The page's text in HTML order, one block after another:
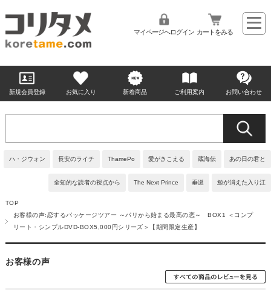
マイページへログイン カートをみる
新規会員登録 お気に入り 新着商品 ご利用案内 お問い合わせ
ハ・ジウォン 長安のライチ ThamePo 愛がきこえる 蔵海伝 あの日の君と
全知的な読者の視点から The Next Prince 垂涎 鯨が消えた入り江
TOP
お客様の声:恋するパッケージツアー ～パリから始まる最高の恋～ BOX1 ＜コンプ
リート・シンプルDVD-BOX5,000円シリーズ＞【期間限定生産】
お客様の声